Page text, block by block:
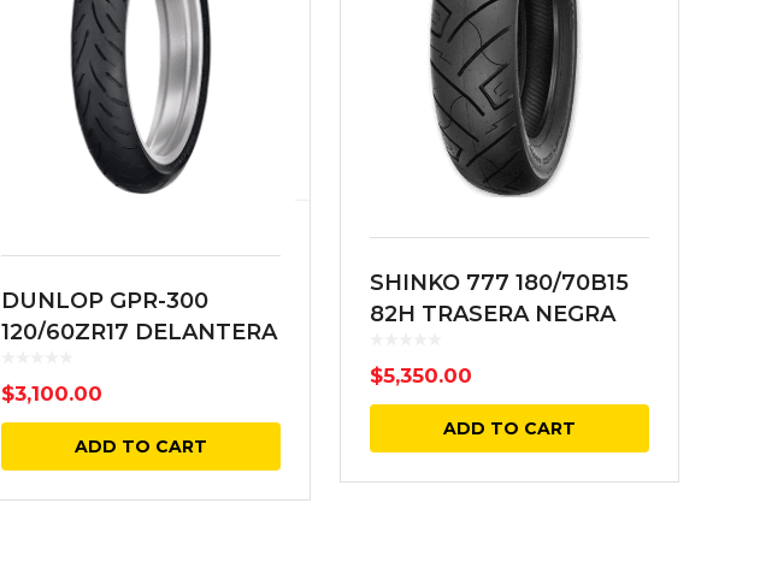
DUNLOP GPR-300
120/60ZR17 DELANTERA
$3,100.00
ADD TO CART
SHINKO 777 180/70B15
82H TRASERA NEGRA
$5,350.00
ADD TO CART